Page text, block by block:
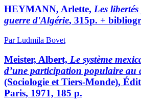
HEYMANN, Arlette, Les
guerre d'Algérie, 315p. +
Par Ludmila Bovet
Meister, Albert, Le système
d’une participation populaire au
(Sociologie et Tiers-Monde),
Paris, 1971, 185 p.